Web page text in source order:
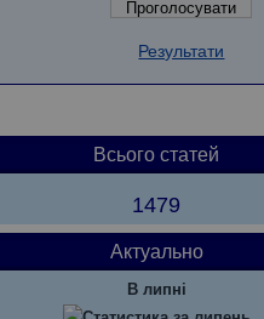
Результати
Всього статей
1479
Актуально
В липні